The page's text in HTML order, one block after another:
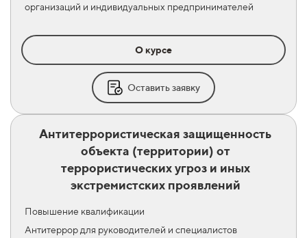
организаций и индивидуальных предпринимателей
О курсе
Оставить заявку
Антитеррористическая защищенность
объекта (территории) от
террористических угроз и иных
экстремистских проявлений
Повышение квалификации
Антитеррор для руководителей и специалистов